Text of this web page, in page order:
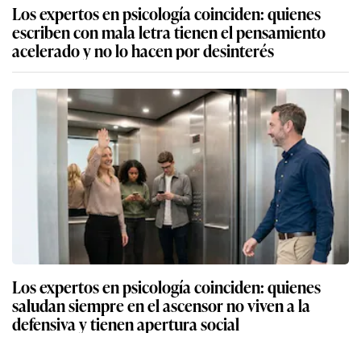
Los expertos en psicología coinciden: quienes
escriben con mala letra tienen el pensamiento
acelerado y no lo hacen por desinterés
Los expertos en psicología coinciden: quienes
saludan siempre en el ascensor no viven a la
defensiva y tienen apertura social